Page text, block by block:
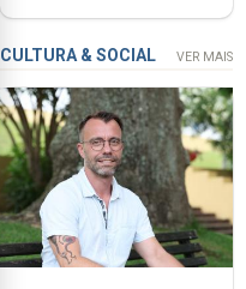
Verão”,
que
garante
a
abertura
dos
museus
e
núcleos
missão na Roménia
CULTURA & SOCIAL VER MAIS